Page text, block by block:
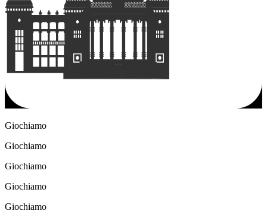
Giochiamo
Giochiamo
Giochiamo
Giochiamo
Giochiamo